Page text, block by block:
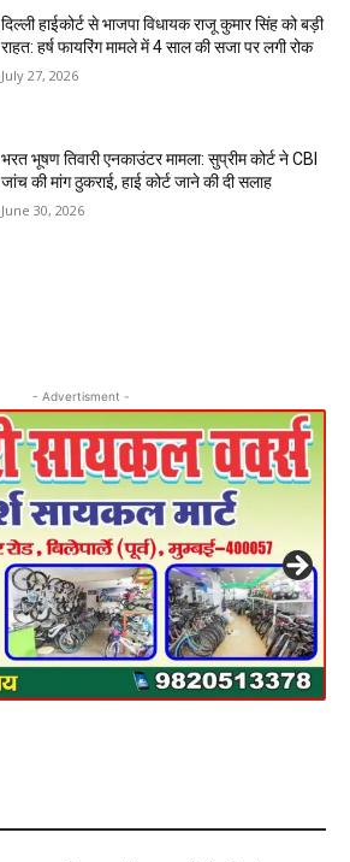
दिल्ली हाईकोर्ट से भाजपा विधायक राजू कुमार सिंह को बड़ी
राहत: हर्ष फायरिंग मामले में 4 साल की सजा पर लगी रोक
July 27, 2026
भरत भूषण तिवारी एनकाउंटर मामला: सुप्रीम कोर्ट ने CBI
जांच की मांग ठुकराई, हाई कोर्ट जाने की दी सलाह
June 30, 2026
- Advertisment -